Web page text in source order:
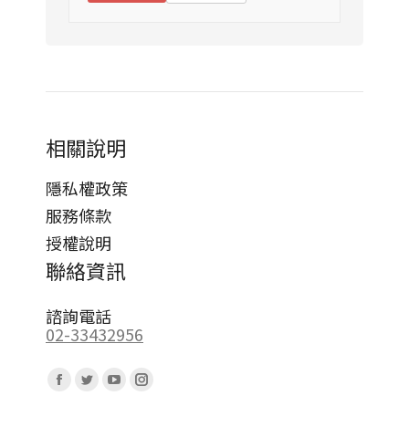
相關說明
隱私權政策
服務條款
授權說明
聯絡資訊
諮詢電話
02-33432956
Facebook
TwitterYouTubeInstagram